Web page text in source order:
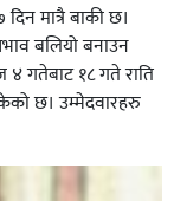
मात्रै बाकी छ।
बलियो बनाउन
गतेबाट १८ गते राति
छ। उम्मेदवारहरु